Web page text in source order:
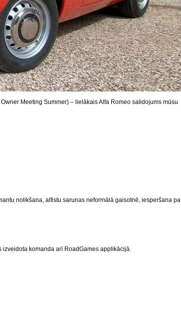
Meeting Summer) – lielākais Alfa Romeo salidojums mūsu
nolikšana, alfistu sarunas neformālā gaisotnē, iesperšana pa
izveidota komanda arī RoadGames applikācijā.